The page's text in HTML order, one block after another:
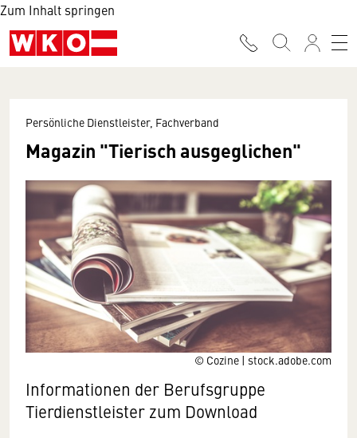
Zum Inhalt springen
© Cozine | stock.adobe.com
Persönliche Dienstleister, Fachverband
Magazin "Tierisch ausgeglichen"
Informationen der Berufsgruppe
Tierdienstleister zum Download